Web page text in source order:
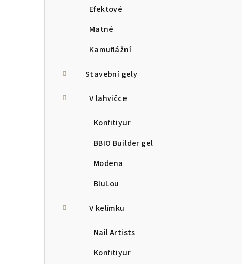
Efektové
Matné
Kamuflážní
Stavební gely
V lahvičce
Konfitiyur
BBIO Builder gel
Modena
BluLou
V kelímku
Nail Artists
Konfitiyur